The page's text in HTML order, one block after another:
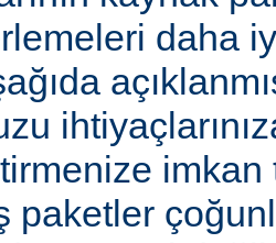
daha
imkan
paketler